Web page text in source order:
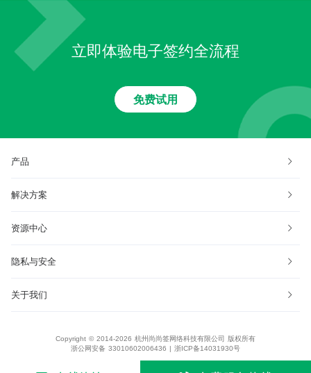
立即体验电子签约全流程
免费试用
产品
解决方案
资源中心
隐私与安全
关于我们
Copyright © 2014-2026 杭州尚尚签网络科技有限公司 版权所有
浙公网安备 33010602006436 | 浙ICP备14031930号